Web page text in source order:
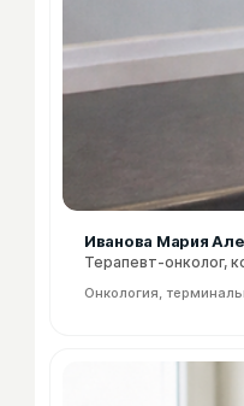
Иванова Мария
Терапевт-онколог,
Онкология,